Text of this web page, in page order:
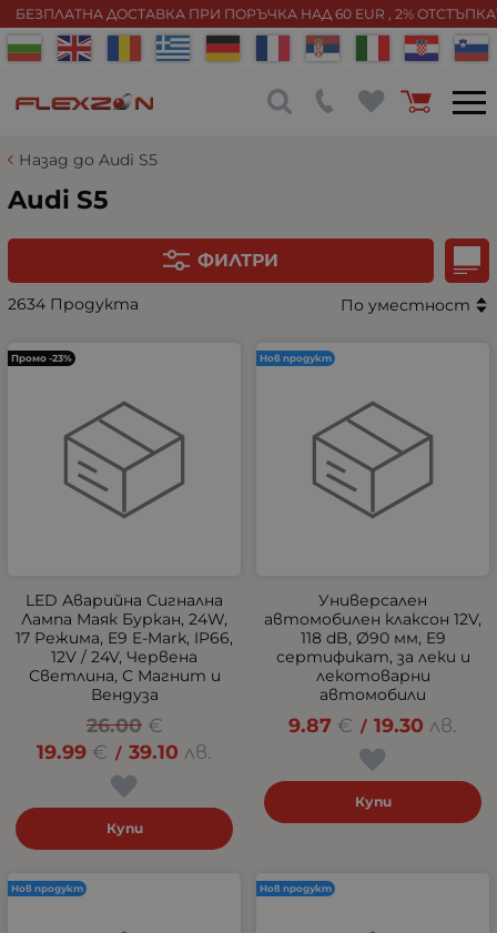
БЕЗПЛАТНА ДОСТАВКА ПРИ ПОРЪЧКА НАД 60 EUR , 2%
Назад до Audi S5
Audi S5
ФИЛТРИ
2634 Продукта По уместност
LED Аварийна Сигнална
Лампа Маяк Буркан, 24W,
17 Режима, E9 E-Mark, IP66,
12V / 24V, Червена
Светлина, С Магнит и
Вендуза
26.00 €
19.99 € / 39.10 лв.
Купи
Промо -23%
Универсален
автомобилен клаксон 12V,
118 dB, Ø90 мм, E9
сертификат, за леки и
лекотоварни
автомобили
9.87 € / 19.30 лв.
Купи
Нов продукт
Нов продукт Нов продукт